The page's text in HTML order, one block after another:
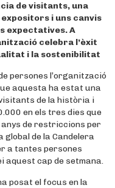
de visitants, una
i uns canvis
expectatives. A
celebra l’èxit
i la sostenibilitat
persones l’organització
aquesta ha estat una
de la història i
en els tres dies que
de restriccions per
global de la Candelera
a tantes persones
aquest cap de setmana.
posat el focus en la